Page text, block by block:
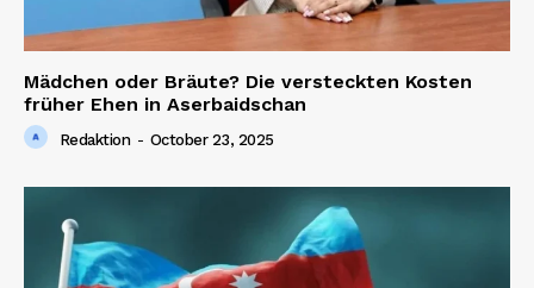
Mädchen oder Bräute? Die versteckten Kosten
früher Ehen in Aserbaidschan
Redaktion - October 23, 2025